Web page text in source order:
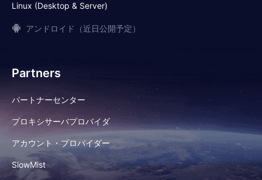
Linux (Desktop & Server)
アンドロイド（近日公開予定）
Partners
パートナーセンター
プロキシサーバプロバイダ
アカウント・プロバイダー
SlowMist